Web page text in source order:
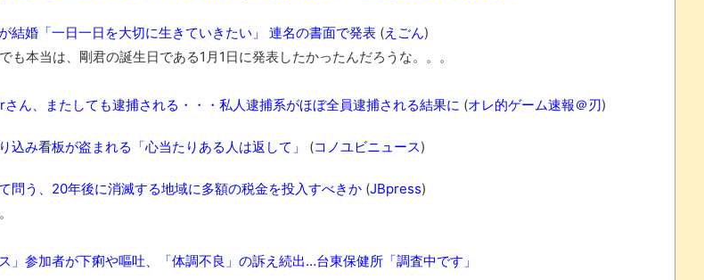
旅行ワイ「ウニイクラ丼特盛で食うぞ！！！うおおおおおおおお！！！！！」→結
･･･････････････
のデカさが規格外だったｗｗ
ですがnoteに引っ越します
ズン7 ファイナルシーズンの感想
結婚「一日一日を大切に生きていきたい」 連名の書面で発表 (えごん)
本当は、剛君の誕生日である1月1日に発表したかったんだろうな。。。
ん、またしても逮捕される・・・私人逮捕系がほぼ全員逮捕される結果に (オレ的ゲーム速報＠刃)
込み看板が盗まれる「心当たりある人は返して」 (コノユビニュース)
問う、20年後に消滅する地域に多額の税金を投入すべきか (JBpress)
」参加者が下痢や嘔吐、「体調不良」の訴え続出…台東保健所「調査中です」